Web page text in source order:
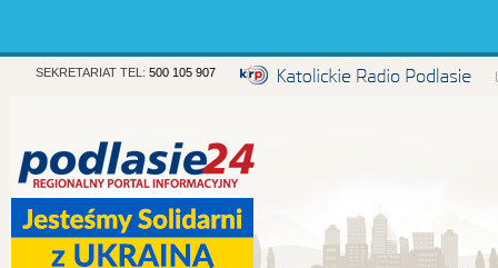
SEKRETARIAT TEL: 500 105 907